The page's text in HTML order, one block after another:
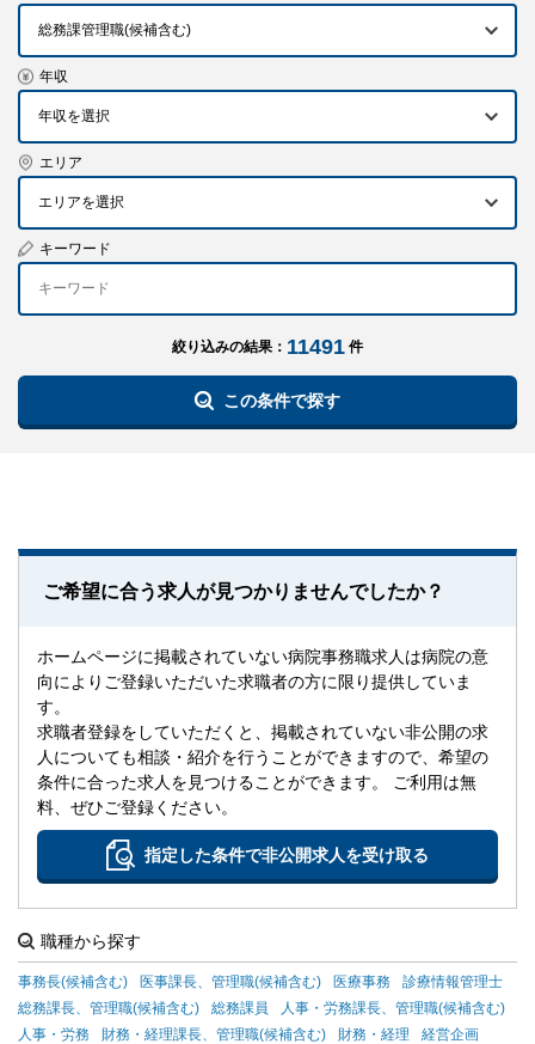
総務課管理職(候補含む)
年収
エリア
エリアを選択
キーワード
絞り込みの結果： 11491 件
この条件で探す
ご希望に合う求人が見つかりませんでしたか？
ホームページに掲載されていない病院事務職求人は病院の意
向によりご登録いただいた求職者の方に限り提供していま
す。
求職者登録をしていただくと、掲載されていない非公開の求
人についても相談・紹介を行うことができますので、希望の
条件に合った求人を見つけることができます。 ご利用は無
料、ぜひご登録ください。
指定した条件で非公開求人を受け取る
職種から探す
事務長(候補含む) 医事課長、管理職(候補含む) 医療事務
診療情報管理士
総務課長、管理職(候補含む)
総務課員
人事・労務課長、管理職(候補含む)
人事・労務
財務・経理課長、管理職(候補含む) 財務・経理
経営企画